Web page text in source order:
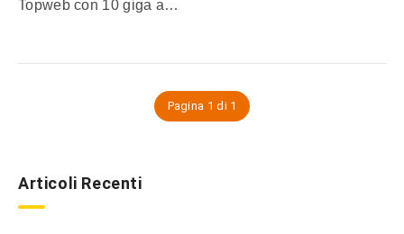
Topweb con 10 giga a…
Pagina 1 di 1
Articoli Recenti